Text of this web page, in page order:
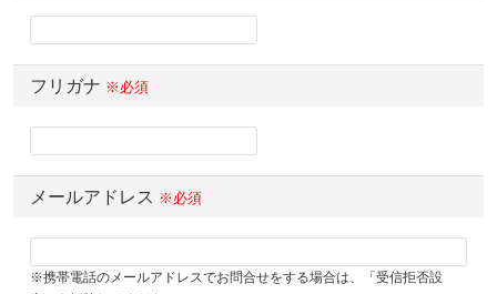
フリガナ ※必須
メールアドレス ※必須
※携帯電話のメールアドレスでお問合せをする場合は、「受信拒否設